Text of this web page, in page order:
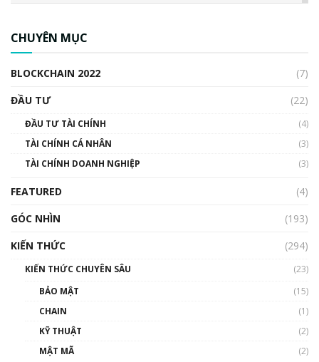
00:02:14
Nhìn lại năm 2022: Những sự kiện ảnh hưởng
đến hệ sinh thái tiền mã hoá | Phổ cập
CHUYÊN MỤC
BLOCKCHAIN 2022
(7)
ĐẦU TƯ
(22)
ĐẦU TƯ TÀI CHÍNH
(4)
TÀI CHÍNH CÁ NHÂN
(3)
TÀI CHÍNH DOANH NGHIỆP
(3)
FEATURED
(4)
GÓC NHÌN
(193)
KIẾN THỨC
(294)
KIẾN THỨC CHUYÊN SÂU
(23)
BẢO MẬT
(15)
CHAIN
(1)
KỸ THUẬT
(2)
MẬT MÃ
(2)